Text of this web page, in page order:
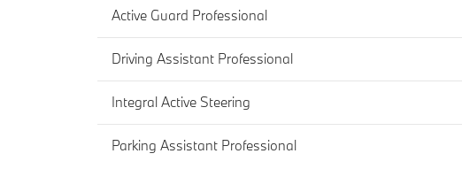
Active Guard Professional
Driving Assistant Professional
Integral Active Steering
Parking Assistant Professional